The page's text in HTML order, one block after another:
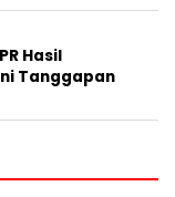
Hasil
Tanggapan